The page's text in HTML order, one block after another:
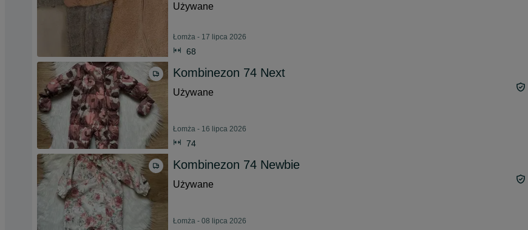
Używane
Łomża - 17 lipca 2026
68
Kombinezon 74 Next
Używane
Łomża - 16 lipca 2026
74
Kombinezon 74 Newbie
Używane
Łomża - 08 lipca 2026